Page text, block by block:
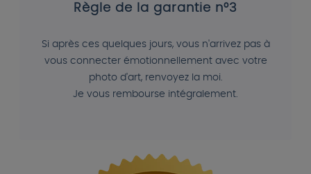
Règle de la garantie n°3
Si après ces quelques jours, vous n'arrivez pas à
vous connecter émotionnellement avec votre
photo d'art, renvoyez la moi.
Je vous rembourse intégralement.